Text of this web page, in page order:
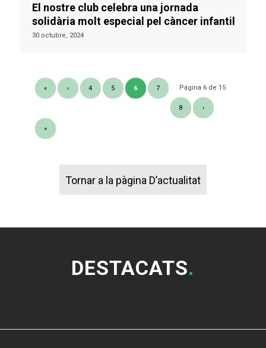
El nostre club celebra una jornada
solidària molt especial pel càncer infantil
30 octubre, 2024
Página 6 de 15
« ‹ 4 5 6 7
8 ›
»
Tornar a la pàgina D’actualitat
DESTACATS.